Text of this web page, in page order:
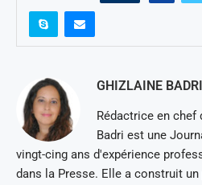
GHIZLAINE BADRI
Rédactrice en chef
Badri est une
vingt-cing ans d'expérience
dans la Presse. Elle a construit